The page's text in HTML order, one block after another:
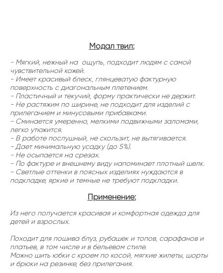
Модал твил:
- Мягкий, нежный на ощупь, подходит людям с самой
чувствительной кожей.
- Имеет красивый блеск, глянцеватую фактурную
поверхность с диагональным плетением.
- Пластичный и текучий, форму практически не держит.
- Не растяжим по ширине, не подходит для изделий с
прилеганием и минусовыми прибавками.
- Сминается умеренно, мелкими подвижными заломами,
легко утюжится.
- В работе послушный, не скользит, не вытягивается.
- Дает минимальную усадку (до 5%).
- Не осыпается на срезах.
- По фактуре и внешнему виду напоминает плотный шелк.
- Светлые оттенки в поясных изделиях нуждаются в
подкладке, яркие и темные не требуют подкладки.
Применение:
Из него получается красивая и комфортная одежда для
детей и взрослых.
Походит для пошива блуз, рубашек и топов, сарафанов и
платьев, в том числе и в бельевом стиле.
Можно шить юбки с кроем по косой, мягкие жилеты, шорты
и брюки на резинке, без прилегания.